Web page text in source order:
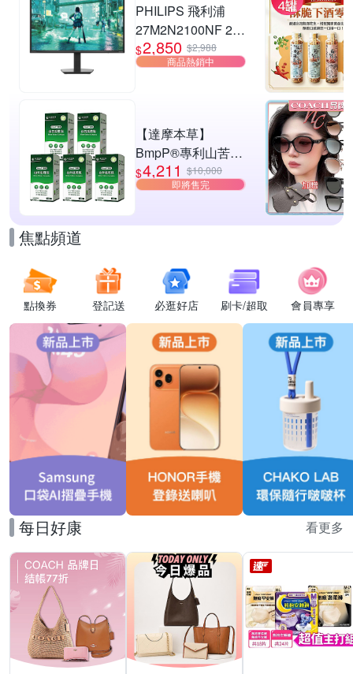
PHILIPS 飛利浦
27M2N2100NF 27
型 IPS FHD 144Hz
電競螢幕
$2,850 $2,988
商品熱銷中
【達摩本草】
BmpP®專利山苦瓜
胜肽x5盒(90顆/盒、
共450顆)
$4,211 $10,000
即將售完
焦點頻道
點換券 登記送 必逛好店 刷卡/超取 會員專享
每日好康 看更多